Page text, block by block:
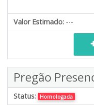
Valor Estimado: ---
Pregão
Status: Homologada